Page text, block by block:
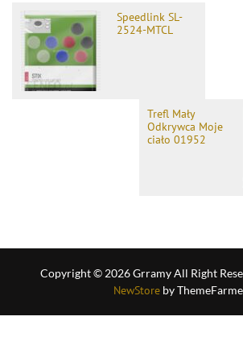
Speedlink SL-
2524-MTCL
Trefl Mały
Odkrywca Moje
ciało 01952
Copyright © 2026 Grramy All Right
NewStoreby